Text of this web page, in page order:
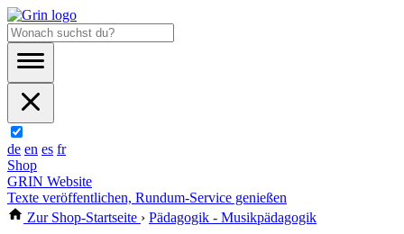
de en es fr
Shop
GRIN Website
Texte veröffentlichen, Rundum-Service genießen
Zur Shop-Startseite › Pädagogik - Musikpädagogik